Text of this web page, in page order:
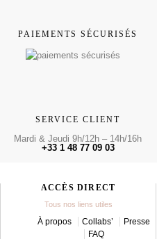
PAIEMENTS SÉCURISÉS
SERVICE CLIENT
Mardi & Jeudi 9h/12h – 14h/16h
+33 1 48 77 09 03
ACCÈS DIRECT
Tous nos liens utiles
À propos Collabs’
Presse
FAQ